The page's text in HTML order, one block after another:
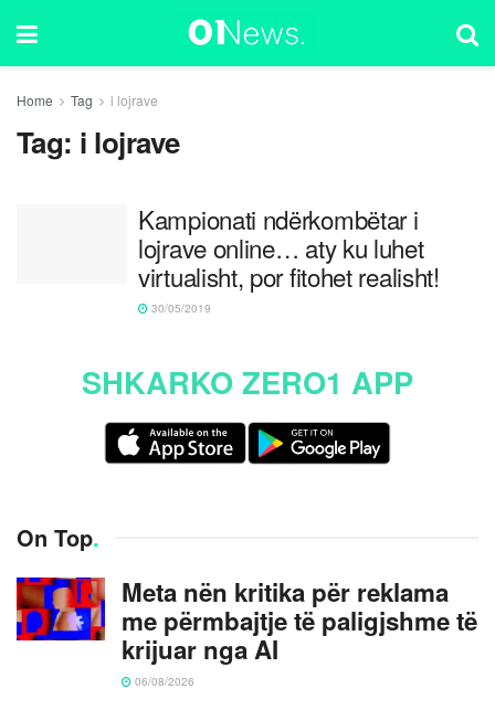
Home Tag i lojrave
Tag: i lojrave
Kampionati ndërkombëtar i
lojrave online… aty ku luhet
virtualisht, por fitohet realisht!
30/05/2019
SHKARKO ZERO1 APP
On Top.
Meta nën kritika për reklama
me përmbajtje të paligjshme të
krijuar nga AI
06/08/2026